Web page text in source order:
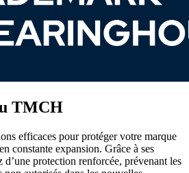
TMCH
efficaces pour protéger votre marque
constante expansion. Grâce à ses
d’une protection renforcée, prévenant les